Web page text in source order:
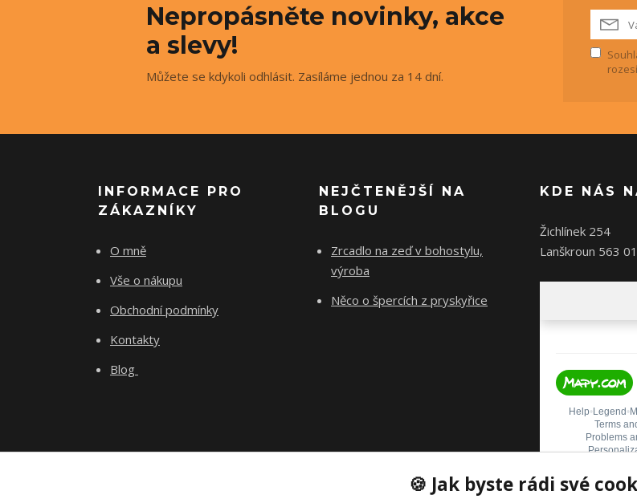
Nepropásněte novinky, akce
a slevy!
Můžete se kdykoli odhlásit. Zasíláme jednou za 14 dní.
INFORMACE PRO
ZÁKAZNÍKY
O mně
Vše o nákupu
Obchodní podmínky
Kontakty
Blog
NEJČTENĚJŠÍ NA
BLOGU
Zrcadlo na zeď v bohostylu,
výroba
Něco o špercích z pryskyřice
KDE NÁS
Žichlínek 254
Lanškroun 563 01
🍪 Jak byste rádi své